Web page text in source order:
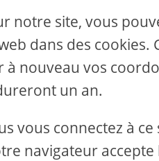
notre site, vous
dans des
nouveau vos
un an.
vous connectez à
navigateur accepte